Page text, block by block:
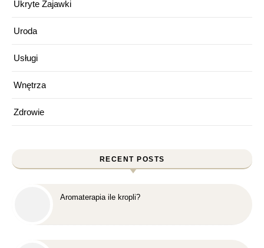
Ukryte Zajawki
Uroda
Usługi
Wnętrza
Zdrowie
RECENT POSTS
Aromaterapia ile kropli?